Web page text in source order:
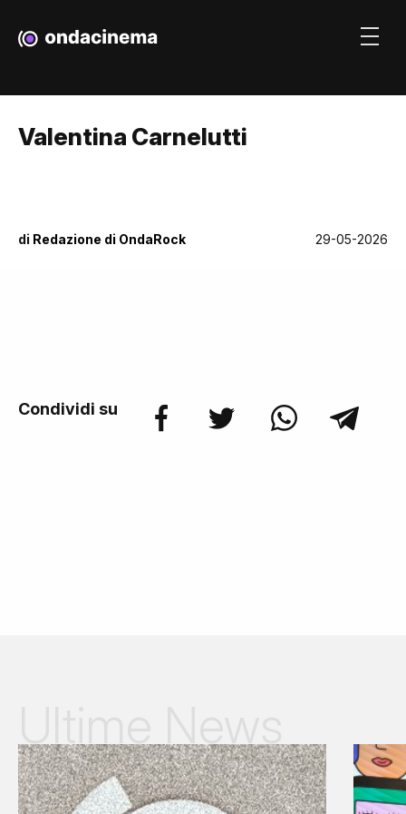
Valentina Carnelutti
di Redazione di OndaRock 29-05-2026
Condividi su